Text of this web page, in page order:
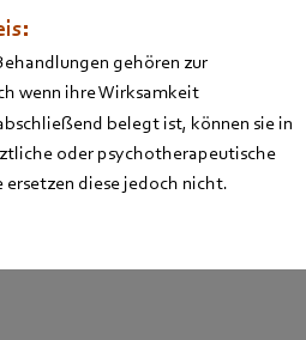
gehören zur
wenn ihre Wirksamkeit
belegt ist, können sie in
oder psychotherapeutische
diese jedoch nicht.